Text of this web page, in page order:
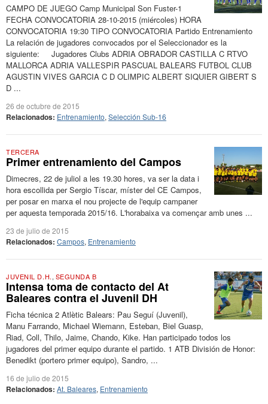
CAMPO DE JUEGO Camp Municipal Son Fuster-1
FECHA CONVOCATORIA 28-10-2015 (miércoles) HORA
CONVOCATORIA 19:30 TIPO CONVOCATORIA Partido Entrenamiento
La relación de jugadores convocados por el Seleccionador es la
siguiente: Jugadores Clubs ADRIA OBRADOR CASTILLA C RTVO
MALLORCA ADRIA VALLESPIR PASCUAL BALEARS FUTBOL CLUB
AGUSTIN VIVES GARCIA C D OLIMPIC ALBERT SIQUIER GIBERT S
D ...
26 de octubre de 2015
Relacionados: Entrenamiento, Selección Sub-16
TERCERA
Primer entrenamiento del Campos
Dimecres, 22 de juliol a les 19.30 hores, va ser la data i
hora escollida per Sergio Tíscar, míster del CE Campos,
per posar en marxa el nou projecte de l'equip campaner
per aquesta temporada 2015/16. L'horabaixa va començar amb unes ...
23 de julio de 2015
Relacionados: Campos, Entrenamiento
JUVENIL D.H., SEGUNDA B
Intensa toma de contacto del At
Baleares contra el Juvenil DH
Ficha técnica 2 Atlètic Balears: Pau Seguí (Juvenil),
Manu Farrando, Michael Wiemann, Esteban, Biel Guasp,
Riad, Coll, Thilo, Jaime, Chando, Kike. Han participado todos los
jugadores del primer equipo durante el partido. 1 ATB División de Honor:
Benedikt (portero primer equipo), Sandro, ...
16 de julio de 2015
Relacionados: At. Baleares, Entrenamiento